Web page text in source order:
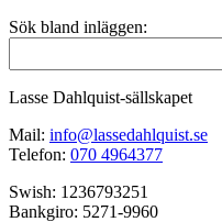
Sök bland inläggen:
Lasse Dahlquist-sällskapet
Mail: info@lassedahlquist.se
Telefon: 070 4964377
Swish: 1236793251
Bankgiro: 5271-9960